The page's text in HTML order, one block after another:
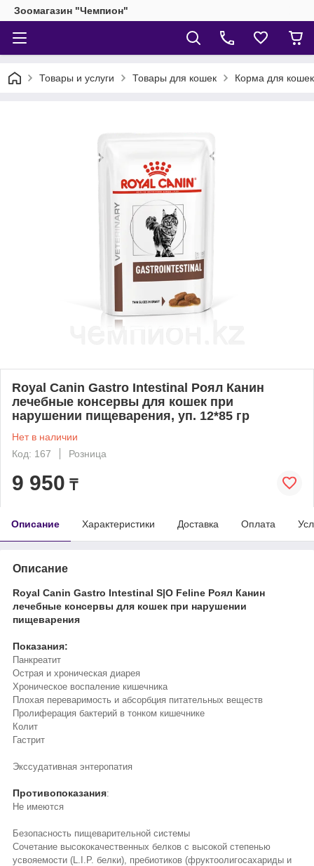
Зоомагазин "Чемпион"
Товары и услуги Товары для кошек Корма для кошек
Royal Canin Gastro Intestinal Роял Канин
лечебные консервы для кошек при
нарушении пищеварения, уп. 12*85 гр
Нет в наличии
Код: 167
Розница
9 950 ₸
Описание Характеристики Доставка Оплата
Описание
Royal Canin Gastro Intestinal S|O Feline Роял Канин
лечебные консервы для кошек при нарушении
пищеварения
Показания:
Панкреатит
Острая и хроническая диарея
Хроническое воспаление кишечника
Плохая переваримость и абсорбция питательных веществ
Пролиферация бактерий в тонком кишечнике
Колит
Гастрит
Экссудативная энтеропатия
Противопоказания:
Не имеются
Безопасность пищеварительной системы
Сочетание высококачественных белков с высокой степенью
усвояемости (L.I.P. белки), пребиотиков (фруктоолигосахариды и